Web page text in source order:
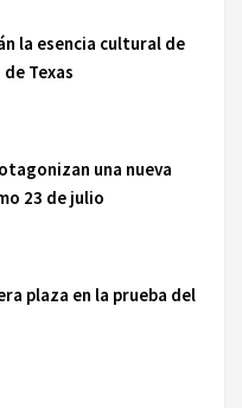
la esencia cultural de
Texas
una nueva
23 de julio
plaza en la prueba del